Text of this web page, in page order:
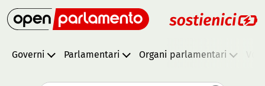
Governi Parlamentari Organi parlamentari